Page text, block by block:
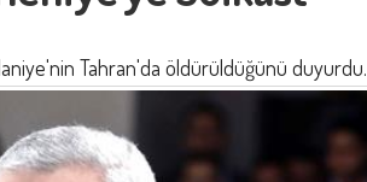
Tahran'da öldürüldüğünü duyurdu.